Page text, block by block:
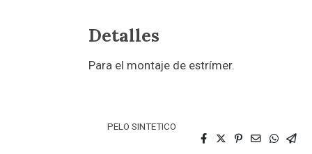
Detalles
Para el montaje de estrímer.
PELO SINTETICO